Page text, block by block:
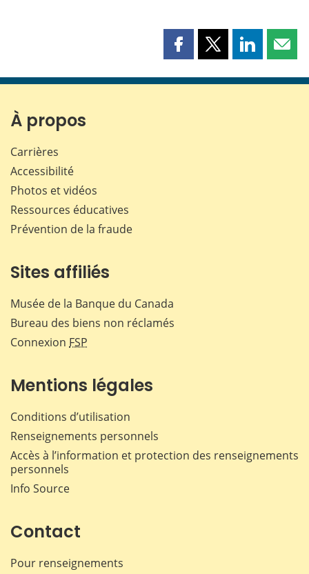
Partager
page
Partager
page
Partager
page page
À propos
Carrières
Accessibilité
Photos et vidéos
Ressources éducatives
Prévention de la fraude
Sites affiliés
Musée de la Banque du Canada
Bureau des biens non réclamés
Connexion FSP
Mentions légales
Conditions d’utilisation
Renseignements personnels
Accès à l’information et protection des renseignements
personnels
Info Source
Contact
Pour renseignements